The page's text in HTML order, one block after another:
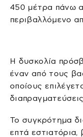
450 μέτρα πάνω
περιβαλλόμενο
Η δυσκολία
έναν από τους
οποίους
Το συγκρότημα
επτά εστιατόρια,